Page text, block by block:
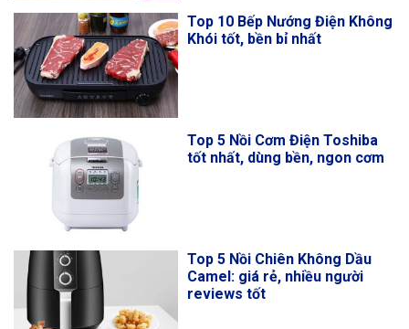
Top 10 Bếp Nướng Điện Không
Khói tốt, bền bỉ nhất
Top 5 Nồi Cơm Điện Toshiba
tốt nhất, dùng bền, ngon cơm
Top 5 Nồi Chiên Không Dầu
Camel: giá rẻ, nhiều người
reviews tốt